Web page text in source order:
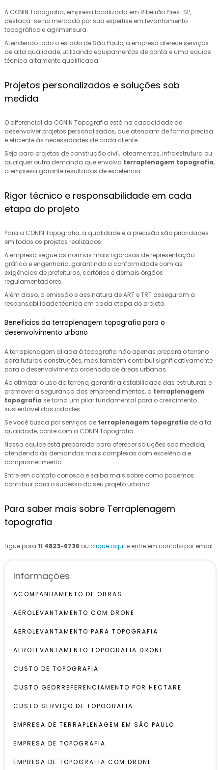
A CONIN Topografia, empresa localizada em Ribeirão Pires-SP,
destaca-se no mercado por sua expertise em levantamento
topográfico e agrimensura.
Atendendo todo o estado de São Paulo, a empresa oferece serviços
de alta qualidade, utilizando equipamentos de ponta e uma equipe
técnica altamente qualificada.
Projetos personalizados e soluções sob
medida
O diferencial da CONIN Topografia está na capacidade de
desenvolver projetos personalizados, que atendam de forma precisa
e eficiente às necessidades de cada cliente.
Seja para projetos de construção civil, loteamentos, infraestrutura ou
qualquer outra demanda que envolva terraplenagem topografia,
a empresa garante resultados de excelência.
Rigor técnico e responsabilidade em cada
etapa do projeto
Para a CONIN Topografia, a qualidade e a precisão são prioridades
em todos os projetos realizados.
A empresa segue as normas mais rigorosas de representação
gráfica e engenharia, garantindo a conformidade com as
exigências de prefeituras, cartórios e demais órgãos
regulamentadores.
Além disso, a emissão e assinatura de ART e TRT asseguram a
responsabilidade técnica em cada etapa do projeto.
Benefícios da terraplenagem topografia para o
desenvolvimento urbano
A terraplenagem aliada à topografia não apenas prepara o terreno
para futuras construções, mas também contribui significativamente
para o desenvolvimento ordenado de áreas urbanas.
Ao otimizar o uso do terreno, garantir a estabilidade das estruturas e
promover a segurança dos empreendimentos, a terraplenagem
topografia se torna um pilar fundamental para o crescimento
sustentável das cidades.
Se você busca por serviços de terraplenagem topografia de alta
qualidade, conte com a CONIN Topografia.
Nossa equipe está preparada para oferecer soluções sob medida,
atendendo às demandas mais complexas com excelência e
comprometimento.
Entre em contato conosco e saiba mais sobre como podemos
contribuir para o sucesso do seu projeto urbano!
Para saber mais sobre Terraplenagem
topografia
Ligue para 11 4823-6736 ou clique aqui e entre em contato por email.
Informações
ACOMPANHAMENTO DE OBRAS
AEROLEVANTAMENTO COM DRONE
AEROLEVANTAMENTO PARA TOPOGRAFIA
AEROLEVANTAMENTO TOPOGRAFIA DRONE
CUSTO DE TOPOGRAFIA
CUSTO GEORREFERENCIAMENTO POR HECTARE
CUSTO SERVIÇO DE TOPOGRAFIA
EMPRESA DE TERRAPLENAGEM EM SÃO PAULO
EMPRESA DE TOPOGRAFIA
EMPRESA DE TOPOGRAFIA COM DRONE